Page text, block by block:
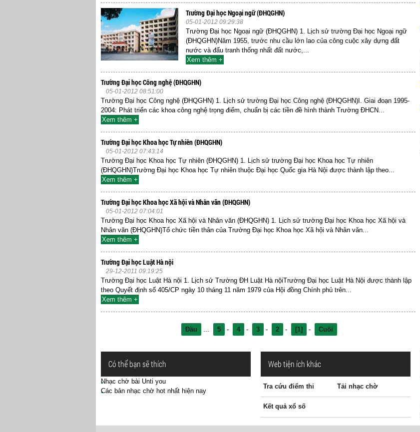
Trường Đại học Ngoại ngữ (ĐHQGHN)
05-01-2012 09:29:38
Trường Đại học Ngoại ngữ (ĐHQGHN) 1. Lịch sử trường Đại học Ngoại ngữ
(ĐHQGHN)Năm 1955, trước nhu cầu lớn lao của công cuộc xây dựng đất
nước và đấu tranh thống nhất đất nước,...
Xem thêm +
Trường Đại học Công nghệ (ĐHQGHN)
05-01-2012 08:51:00
Trường Đại học Công nghệ (ĐHQGHN) 1. Lịch sử trường Đại học Công nghệ (ĐHQGHN)I. Giai đoạn 1995-
2004: Phát triển các khoa công nghệ trọng điểm, chuẩn bị các tiền đề hình thành Trường ĐHCN...
Xem thêm +
Trường Đại học Khoa học Tự nhiên (ĐHQGHN)
05-01-2012 07:43:14
Trường Đại học Khoa học Tự nhiên (ĐHQGHN) 1. Lịch sử trường Đại học Khoa học Tự nhiên
(ĐHQGHN)Trường Đại học Khoa học Tự nhiên thuộc Đại học Quốc gia Hà Nội được thành lập theo...
Xem thêm +
Trường Đại học Khoa học Xã hội và Nhân văn (ĐHQGHN)
05-01-2012 07:04:01
Trường Đại học Khoa học Xã hội và Nhân văn (ĐHQGHN) 1. Lịch sử trường Đại học Khoa học Xã hội và
Nhân văn (ĐHQGHN)Tổ chức tiền thân của Trường Đại học Khoa học Xã hội và Nhân văn...
Xem thêm +
Trường Đại học Luật Hà nội
29-12-2011 09:19:25
Trường Đại học Luật Hà nội 1. Lịch sử Trường ĐH Luật Hà nộiTrường Đại học Luật Hà Nội được thành lập
theo Quyết định số 405/CP ngày 10 tháng 11 năm 1979 của Hội đồng Chính phủ trên...
Xem thêm +
Đầu ... 5 - 4 - 3 - 2 - [1] - Cuối
Có thể bạn sẽ thích
Nhạc chờ bài Unti you
Các bản nhạc chờ hot nhất hiện nay
Web tiện ích khác
Tra cứu điểm thi Tải nhạc chờ
Kết quả xổ số